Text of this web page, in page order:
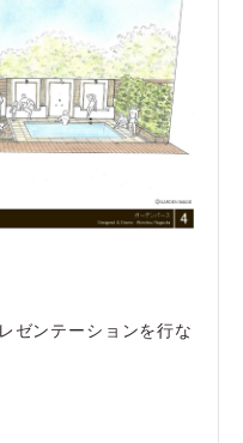
ゼンテーションを行な